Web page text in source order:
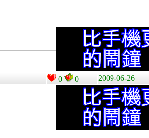
0 0 2009-06-26